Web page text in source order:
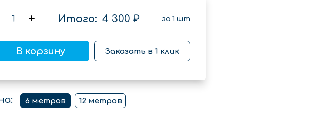
+ Итого: 4 300 ₽ за 1 шт
В корзину Заказать в 1 клик
6 метров 12 метров